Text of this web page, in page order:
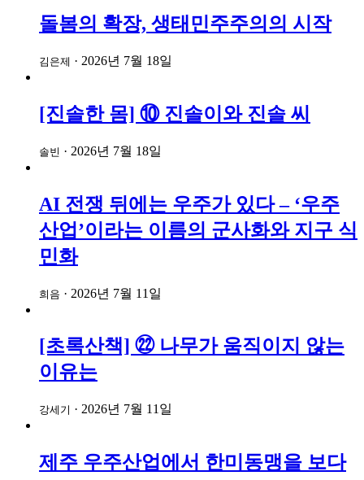
돌봄의 확장, 생태민주주의의 시작
김은제 · 2026년 7월 18일
[진솔한 몸] ⑩ 진솔이와 진솔 씨
솔빈 · 2026년 7월 18일
AI 전쟁 뒤에는 우주가 있다 – ‘우주
산업’이라는 이름의 군사화와 지구 식
민화
희음 · 2026년 7월 11일
[초록산책] ㉒ 나무가 움직이지 않는
이유는
강세기 · 2026년 7월 11일
제주 우주산업에서 한미동맹을 보다